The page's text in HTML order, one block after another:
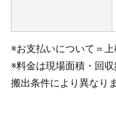
※お支払いについて＝
※料金は現場面積・回
搬出条件により異なり